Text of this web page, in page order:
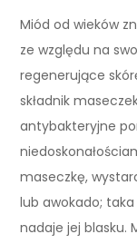
Miód od wieków
ze względu na
regenerujące
składnik
antybakteryjne
maseczkę,
lub awokado;
nadaje jej blasku.